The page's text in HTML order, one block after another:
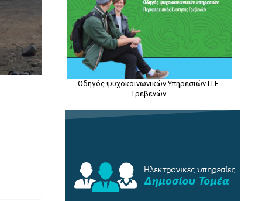
Οδηγός ψυχοκοινωνικών Υπηρεσιών Π.Ε.
Γρεβενών